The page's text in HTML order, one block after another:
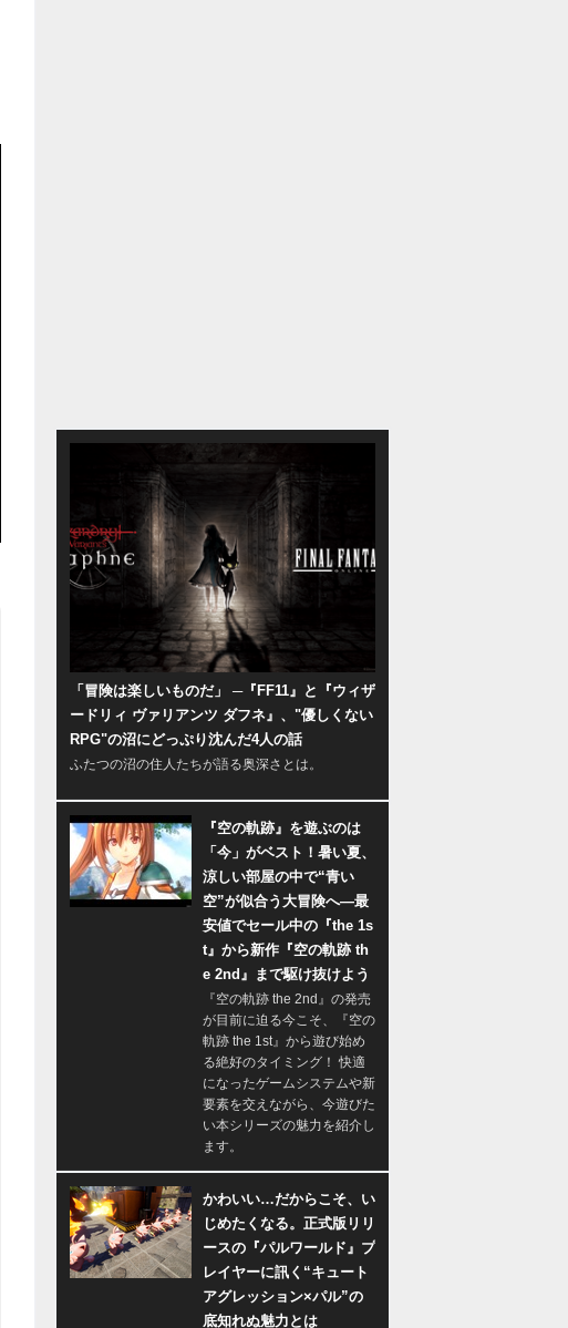
「冒険は楽しいものだ」 ─『FF11』と『ウィザ
ードリィ ヴァリアンツ ダフネ』、"優しくない
RPG"の沼にどっぷり沈んだ4人の話
ふたつの沼の住人たちが語る奥深さとは。
『空の軌跡』を遊ぶのは
「今」がベスト！暑い夏、
涼しい部屋の中で“青い
空”が似合う大冒険へ―最
安値でセール中の『the 1s
t』から新作『空の軌跡 th
e 2nd』まで駆け抜けよう
『空の軌跡 the 2nd』の発売
が目前に迫る今こそ、『空の
軌跡 the 1st』から遊び始め
る絶好のタイミング！ 快適
になったゲームシステムや新
要素を交えながら、今遊びた
い本シリーズの魅力を紹介し
ます。
かわいい…だからこそ、い
じめたくなる。正式版リリ
ースの『パルワールド』プ
レイヤーに訊く“キュート
アグレッション×パル”の
底知れぬ魅力とは